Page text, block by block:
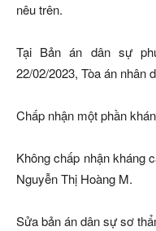
nêu trên.
Tại Bản án dân sự
22/02/2023, Tòa án nhân
Chấp nhận một phần
Không chấp nhận kháng
Nguyễn Thị Hoàng M.
Sửa bản án dân sự sơ